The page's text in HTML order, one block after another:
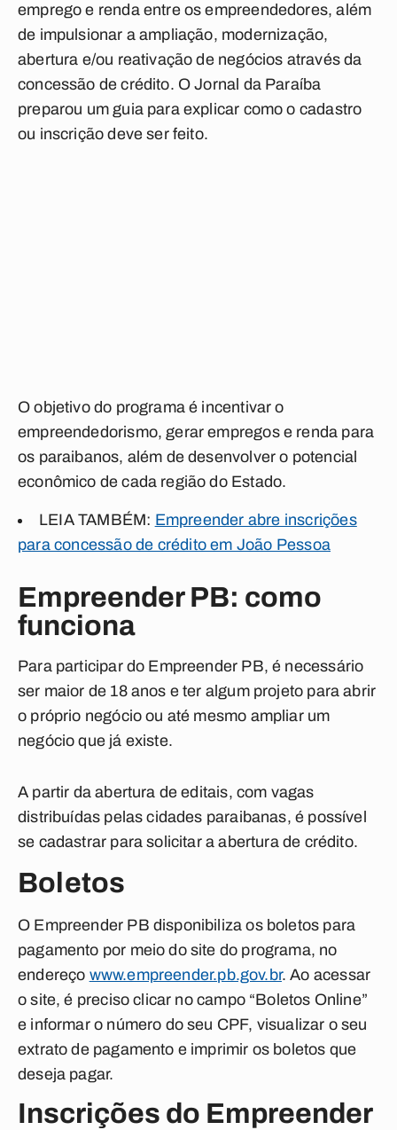
emprego e renda entre os empreendedores, além
de impulsionar a ampliação, modernização,
abertura e/ou reativação de negócios através da
concessão de crédito. O Jornal da Paraíba
preparou um guia para explicar como o cadastro
ou inscrição deve ser feito.
O objetivo do programa é incentivar o
empreendedorismo, gerar empregos e renda para
os paraibanos, além de desenvolver o potencial
econômico de cada região do Estado.
LEIA TAMBÉM: Empreender abre inscrições
para concessão de crédito em João Pessoa
Empreender PB: como
funciona
Para participar do Empreender PB, é necessário
ser maior de 18 anos e ter algum projeto para abrir
o próprio negócio ou até mesmo ampliar um
negócio que já existe.
A partir da abertura de editais, com vagas
distribuídas pelas cidades paraibanas, é possível
se cadastrar para solicitar a abertura de crédito.
Boletos
O Empreender PB disponibiliza os boletos para
pagamento por meio do site do programa, no
endereço www.empreender.pb.gov.br. Ao acessar
o site, é preciso clicar no campo “Boletos Online”
e informar o número do seu CPF, visualizar o seu
extrato de pagamento e imprimir os boletos que
deseja pagar.
Inscrições do Empreender